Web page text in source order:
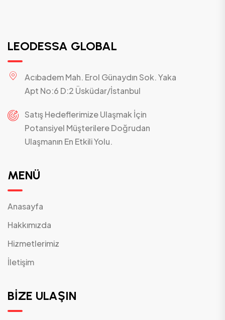
LEODESSA GLOBAL
Acıbadem Mah. Erol Günaydın Sok. Yaka
Apt No:6 D:2 Üsküdar/İstanbul
Satış Hedeflerimize Ulaşmak İçin
Potansiyel Müşterilere Doğrudan
Ulaşmanın En Etkili Yolu.
MENÜ
Anasayfa
Hakkımızda
Hizmetlerimiz
İletişim
BİZE ULAŞIN